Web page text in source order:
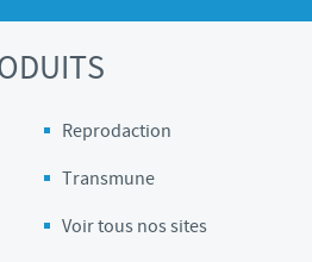
Reprodaction
Transmune
Voir tous nos sites